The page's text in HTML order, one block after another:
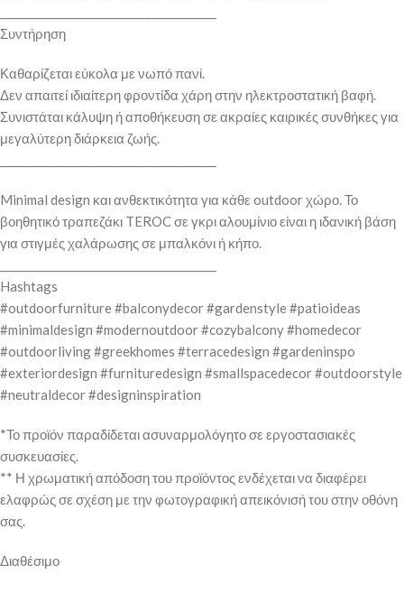
Συντήρηση
Καθαρίζεται εύκολα με νωπό πανί.
Δεν απαιτεί ιδιαίτερη φροντίδα χάρη στην ηλεκτροστατική βαφή.
Συνιστάται κάλυψη ή αποθήκευση σε ακραίες καιρικές συνθήκες για
μεγαλύτερη διάρκεια ζωής.
Minimal design και ανθεκτικότητα για κάθε outdoor χώρο. Το
βοηθητικό τραπεζάκι TEROC σε γκρι αλουμίνιο είναι η ιδανική βάση
για στιγμές χαλάρωσης σε μπαλκόνι ή κήπο.
Hashtags
#outdoorfurniture #balconydecor #gardenstyle #patioideas
#minimaldesign #modernoutdoor #cozybalcony #homedecor
#outdoorliving #greekhomes #terracedesign #gardeninspo
#exteriordesign #furnituredesign #smallspacedecor #outdoorstyle
#neutraldecor #designinspiration
*Το προϊόν παραδίδεται ασυναρμολόγητο σε εργοστασιακές
συσκευασίες.
** Η χρωματική απόδοση του προϊόντος ενδέχεται να διαφέρει
ελαφρώς σε σχέση με την φωτογραφική απεικόνισή του στην οθόνη
σας.
Διαθέσιμο